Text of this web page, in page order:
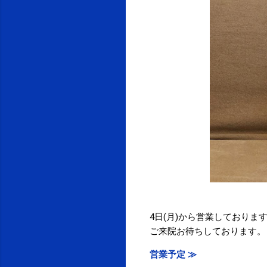
4日(月)から営業しておりま
ご来院お待ちしております。
営業予定 ≫